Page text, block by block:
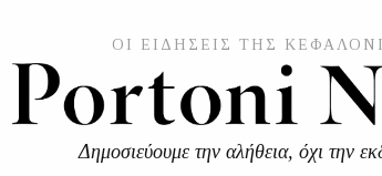
ΟΙ ΕΙΔΗΣΕΙΣ ΤΗΣ
Δημοσιεύουμε την αλήθεια, όχι την